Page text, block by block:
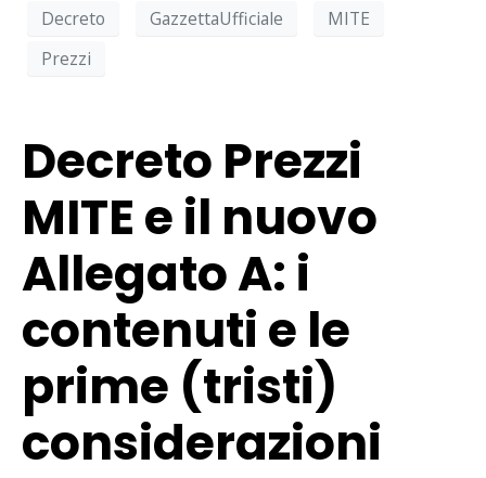
Decreto GazzettaUfficiale
MITE
Prezzi
Decreto Prezzi
MITE e il nuovo
Allegato A: i
contenuti e le
prime (tristi)
considerazioni